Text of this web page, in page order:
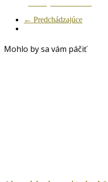
← Predchádzajúce
Mohlo by sa vám páčiť